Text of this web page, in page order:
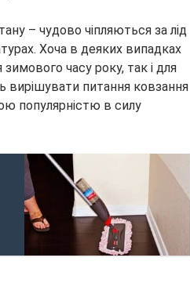
– чудово чіпляються за лід
Хоча в деяких випадках
часу року, так і для
вирішувати питання ковзання
популярністю в силу